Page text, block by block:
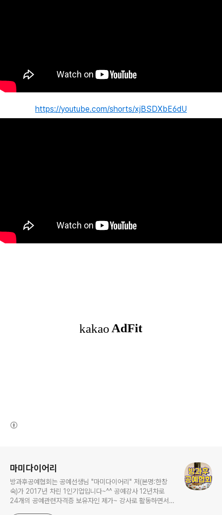
https://youtube.com/shorts/xjBSDXbE6dU
마미다이어리
방과후공예협회는 공예선생님 "마미다이어리" 저(본명:한창
숙)가 2017년 차린 1인기업입니다~^^ 공예강사 12년차로
24개의 공예관련자격증 보유자인 제가~ 강사로 활동하면서